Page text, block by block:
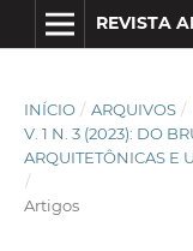
REVISTA
INÍCIO / ARQUIVOS /
V. 1 N. 3 (2023): DO
ARQUITETÔNICAS E
/
Artigos